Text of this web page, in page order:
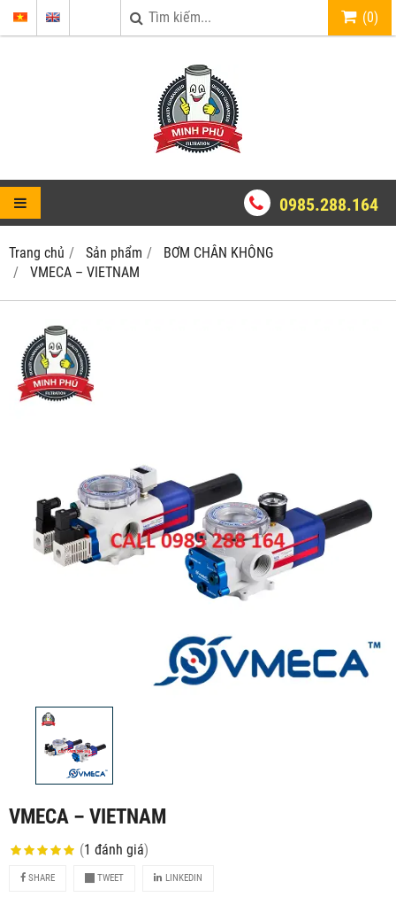
(0)
0985.288.164
Trang chủ Sản phẩm
BƠM CHÂN KHÔNG
VMECA – VIETNAM
VMECA – VIETNAM
(1 đánh giá)
SHARE TWEET LINKEDIN